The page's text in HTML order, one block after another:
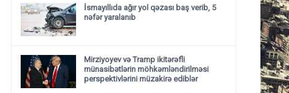
İsmayıllıda ağır yol qəzası baş verib, 5
nəfər yaralanıb
Mirziyoyev və Tramp ikitərəfli
münasibətlərin möhkəmləndirilməsi
perspektivlərini müzakirə ediblər